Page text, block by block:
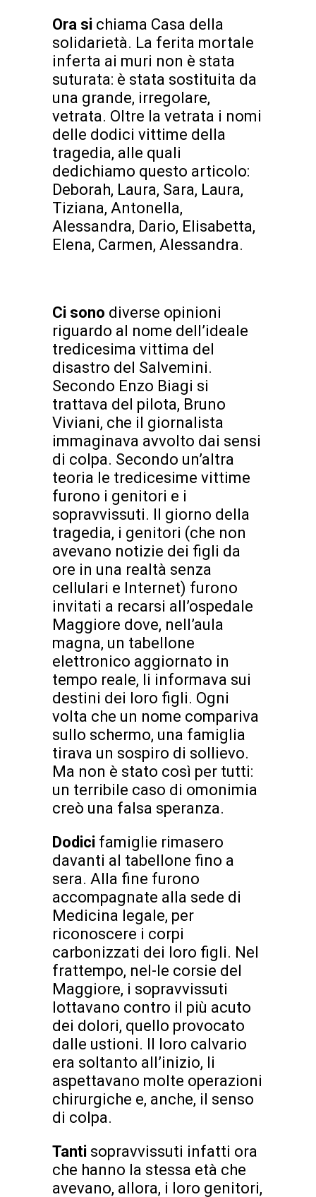
Ora si chiama Casa della
solidarietà. La ferita mortale
inferta ai muri non è stata
suturata: è stata sostituita da
una grande, irregolare,
vetrata. Oltre la vetrata i nomi
delle dodici vittime della
tragedia, alle quali
dedichiamo questo articolo:
Deborah, Laura, Sara, Laura,
Tiziana, Antonella,
Alessandra, Dario, Elisabetta,
Elena, Carmen, Alessandra.
Ci sono diverse opinioni
riguardo al nome dell’ideale
tredicesima vittima del
disastro del Salvemini.
Secondo Enzo Biagi si
trattava del pilota, Bruno
Viviani, che il giornalista
immaginava avvolto dai sensi
di colpa. Secondo un’altra
teoria le tredicesime vittime
furono i genitori e i
sopravvissuti. Il giorno della
tragedia, i genitori (che non
avevano notizie dei figli da
ore in una realtà senza
cellulari e Internet) furono
invitati a recarsi all’ospedale
Maggiore dove, nell’aula
magna, un tabellone
elettronico aggiornato in
tempo reale, li informava sui
destini dei loro figli. Ogni
volta che un nome compariva
sullo schermo, una famiglia
tirava un sospiro di sollievo.
Ma non è stato così per tutti:
un terribile caso di omonimia
creò una falsa speranza.
Dodici famiglie rimasero
davanti al tabellone fino a
sera. Alla fine furono
accompagnate alla sede di
Medicina legale, per
riconoscere i corpi
carbonizzati dei loro figli. Nel
frattempo, nel-le corsie del
Maggiore, i sopravvissuti
lottavano contro il più acuto
dei dolori, quello provocato
dalle ustioni. Il loro calvario
era soltanto all’inizio, li
aspettavano molte operazioni
chirurgiche e, anche, il senso
di colpa.
Tanti sopravvissuti infatti ora
che hanno la stessa età che
avevano, allora, i loro genitori,